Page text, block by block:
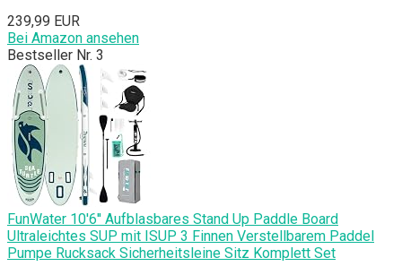
239,99 EUR
Bei Amazon ansehen
Bestseller Nr. 3
FunWater 10'6'' Aufblasbares Stand Up Paddle Board
Ultraleichtes SUP mit ISUP 3 Finnen Verstellbarem Paddel
Pumpe Rucksack Sicherheitsleine Sitz Komplett Set